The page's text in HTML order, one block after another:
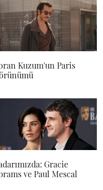
Kuzum'un Paris
Gracie
ve Paul Mescal